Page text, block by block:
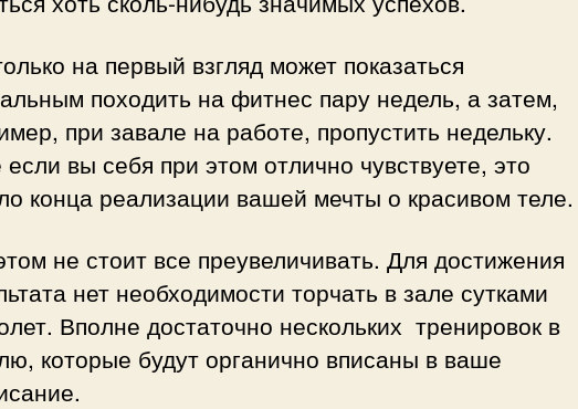
на первый взгляд может показаться
походить на фитнес пару недель, а затем,
при завале на работе, пропустить недельку.
вы себя при этом отлично чувствуете, это
конца реализации вашей мечты о красивом теле.
не стоит все преувеличивать. Для достижения
нет необходимости торчать в зале сутками
Вполне достаточно нескольких тренировок в
которые будут органично вписаны в ваше